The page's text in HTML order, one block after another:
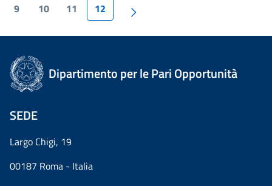
9
10 11 12
Dipartimento per le Pari Opportunità
SEDE
Largo Chigi, 19
00187 Roma - Italia